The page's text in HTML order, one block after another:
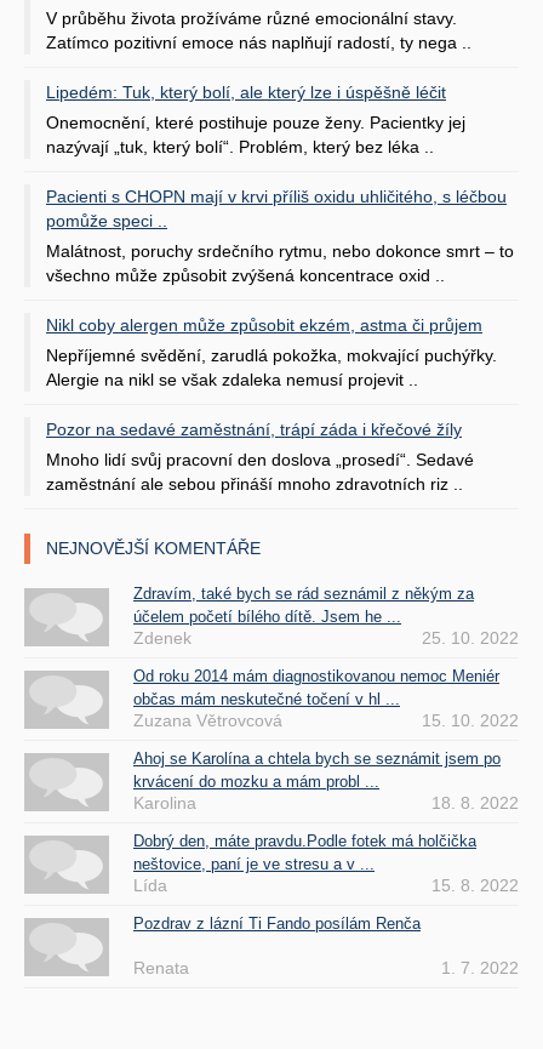
V průběhu života prožíváme různé emocionální stavy.
Zatímco pozitivní emoce nás naplňují radostí, ty nega ..
Lipedém: Tuk, který bolí, ale který lze i úspěšně léčit
Onemocnění, které postihuje pouze ženy. Pacientky jej
nazývají „tuk, který bolí“. Problém, který bez léka ..
Pacienti s CHOPN mají v krvi příliš oxidu uhličitého, s léčbou
pomůže speci ..
Malátnost, poruchy srdečního rytmu, nebo dokonce smrt – to
všechno může způsobit zvýšená koncentrace oxid ..
Nikl coby alergen může způsobit ekzém, astma či průjem
Nepříjemné svědění, zarudlá pokožka, mokvající puchýřky.
Alergie na nikl se však zdaleka nemusí projevit ..
Pozor na sedavé zaměstnání, trápí záda i křečové žíly
Mnoho lidí svůj pracovní den doslova „prosedí“. Sedavé
zaměstnání ale sebou přináší mnoho zdravotních riz ..
NEJNOVĚJŠÍ KOMENTÁŘE
Zdravím, také bych se rád seznámil z někým za
účelem početí bílého dítě. Jsem he ...
Zdenek 25. 10. 2022
Od roku 2014 mám diagnostikovanou nemoc Meniér
občas mám neskutečné točení v hl ...
Zuzana Větrovcová 15. 10. 2022
Ahoj se Karolína a chtela bych se seznámit jsem po
krvácení do mozku a mám probl ...
Karolina 18. 8. 2022
Dobrý den, máte pravdu.Podle fotek má holčička
neštovice, paní je ve stresu a v ...
Lída 15. 8. 2022
Pozdrav z lázní Ti Fando posílám Renča
Renata 1. 7. 2022